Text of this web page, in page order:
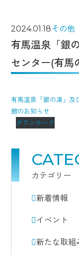
2024.01.18その他
有馬温泉「銀
センター(有馬
有馬温泉「銀の湯」及
館のお知らせ
ダウンロード
カテゴリー
新着情報
イベント
新たな取組